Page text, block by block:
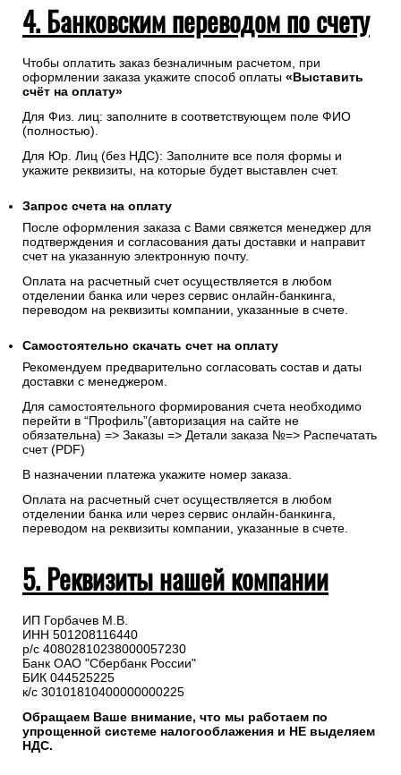
4. Банковским переводом по счету
Чтобы оплатить заказ безналичным расчетом, при
оформлении заказа укажите способ оплаты «Выставить
счёт на оплату»
Для Физ. лиц: заполните в соответствующем поле ФИО
(полностью).
Для Юр. Лиц (без НДС): Заполните все поля формы и
укажите реквизиты, на которые будет выставлен счет.
Запрос счета на оплату
После оформления заказа с Вами свяжется менеджер для
подтверждения и согласования даты доставки и направит
счет на указанную электронную почту.
Оплата на расчетный счет осуществляется в любом
отделении банка или через сервис онлайн-банкинга,
переводом на реквизиты компании, указанные в счете.
Самостоятельно скачать счет на оплату
Рекомендуем предварительно согласовать состав и даты
доставки с менеджером.
Для самостоятельного формирования счета необходимо
перейти в “Профиль”(авторизация на сайте не
обязательна) => Заказы => Детали заказа №=> Распечатать
счет (PDF)
В назначении платежа укажите номер заказа.
Оплата на расчетный счет осуществляется в любом
отделении банка или через сервис онлайн-банкинга,
переводом на реквизиты компании, указанные в счете.
5. Реквизиты нашей компании
ИП Горбачев М.В.
ИНН 501208116440
р/с 40802810238000057230
Банк ОАО "Сбербанк России"
БИК 044525225
к/с 30101810400000000225
Обращаем Ваше внимание, что мы работаем по
упрощенной системе налогооблажения и НЕ выделяем
НДС.